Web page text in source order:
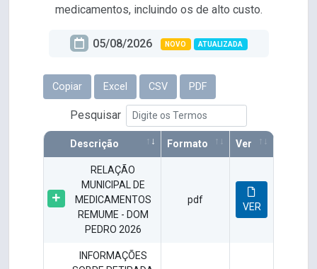
medicamentos, incluindo os de alto custo.
05/08/2026 NOVO ATUALIZADA
Copiar Excel CSV PDF
Pesquisar
Descrição Formato Ver
RELAÇÃO
MUNICIPAL DE
MEDICAMENTOS
REMUME - DOM
PEDRO 2026
pdf
VER
INFORMAÇÕES